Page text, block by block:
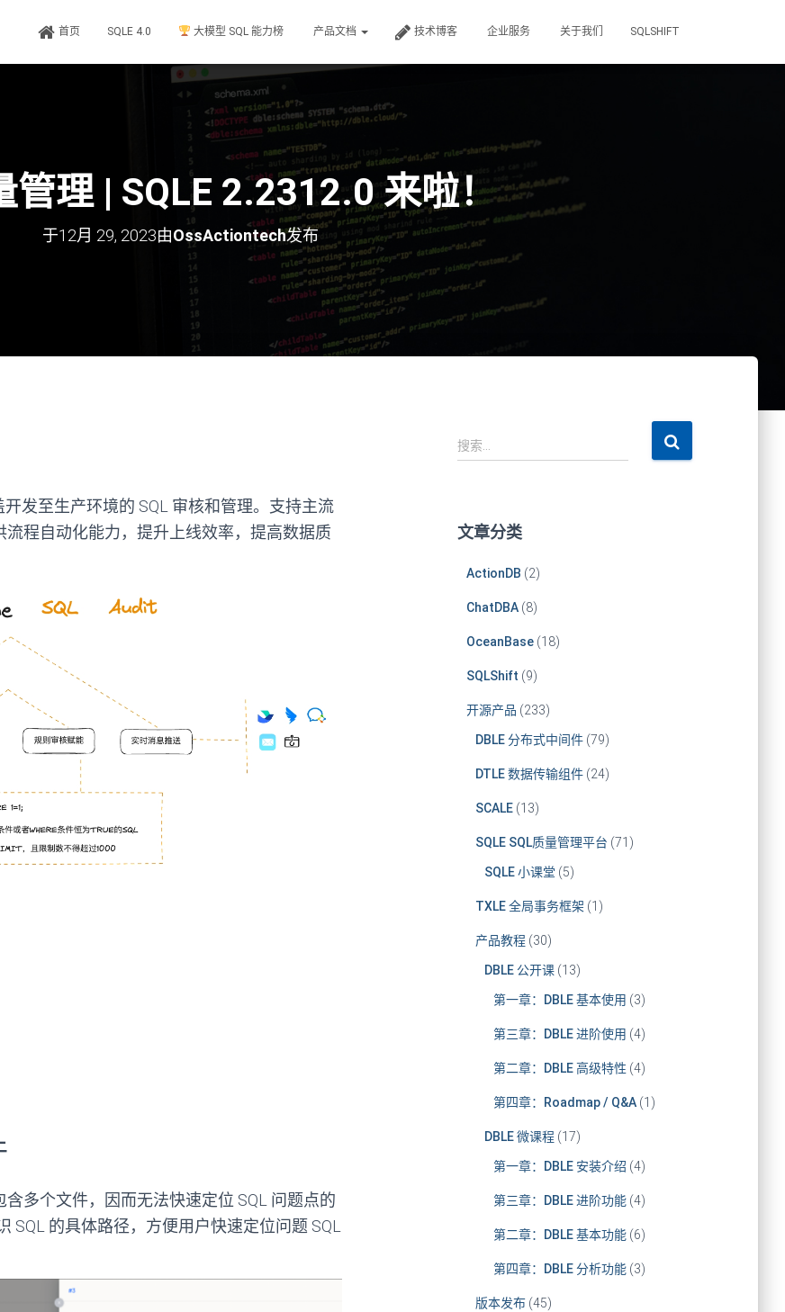
首页 SQLE 4.0 大模型 SQL 能力榜 产品文档 技术博客 企业服务 关于我们 SQLSHIFT
管理 | SQLE 2.2312.0 来啦！
于12月 29, 2023由OssActiontech发布
发至生产环境的 SQL 审核和管理。支持主流
程自动化能力，提升上线效率，提高数据质
多个文件，因而无法快速定位 SQL 问题点的
SQL 的具体路径，方便用户快速定位问题 SQL
搜
索
搜索…
文章分类
ActionDB (2)
ChatDBA(8)
OceanBase(18)
SQLShift (9)
开源产品 (233)
DBLE 分布式中间件(79)
DTLE 数据传输组件(24)
SCALE(13)
SQLE SQL质量管理平台 (71)
SQLE 小课堂 (5)
TXLE 全局事务框架 (1)
产品教程(30)
DBLE 公开课(13)
第一章：DBLE 基本使用 (3)
第三章：DBLE 进阶使用 (4)
第二章：DBLE 高级特性 (4)
第四章：Roadmap / Q&A(1)
DBLE 微课程(17)
第一章：DBLE 安装介绍 (4)
第三章：DBLE 进阶功能(4)
第二章：DBLE 基本功能(6)
第四章：DBLE 分析功能(3)
版本发布(45)